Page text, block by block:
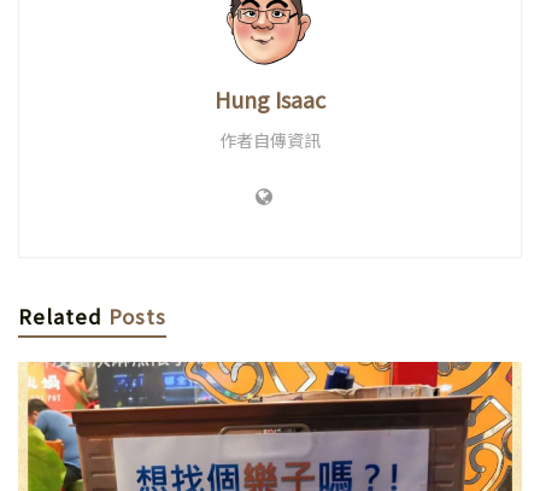
Hung Isaac
作者自傳資訊
Related Posts